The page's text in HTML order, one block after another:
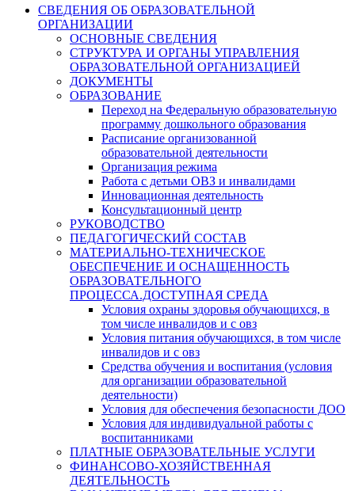
СВЕДЕНИЯ ОБ ОБРАЗОВАТЕЛЬНОЙ
ОРГАНИЗАЦИИ
ОСНОВНЫЕ СВЕДЕНИЯ
СТРУКТУРА И ОРГАНЫ УПРАВЛЕНИЯ
ОБРАЗОВАТЕЛЬНОЙ ОРГАНИЗАЦИЕЙ
ДОКУМЕНТЫ
ОБРАЗОВАНИЕ
Переход на Федеральную образовательную
программу дошкольного образования
Расписание организованной
образовательной деятельности
Организация режима
Работа с детьми ОВЗ и инвалидами
Инновационная деятельность
Консультационный центр
РУКОВОДСТВО
ПЕДАГОГИЧЕСКИЙ СОСТАВ
МАТЕРИАЛЬНО-ТЕХНИЧЕСКОЕ
ОБЕСПЕЧЕНИЕ И ОСНАЩЕННОСТЬ
ОБРАЗОВАТЕЛЬНОГО
ПРОЦЕССА.ДОСТУПНАЯ СРЕДА
Условия охраны здоровья обучающихся, в
том числе инвалидов и с овз
Условия питания обучающихся, в том числе
инвалидов и с овз
Средства обучения и воспитания (условия
для организации образовательной
деятельности)
Условия для обеспечения безопасности ДОО
Условия для индивидуальной работы с
воспитанниками
ПЛАТНЫЕ ОБРАЗОВАТЕЛЬНЫЕ УСЛУГИ
ФИНАНСОВО-ХОЗЯЙСТВЕННАЯ
ДЕЯТЕЛЬНОСТЬ